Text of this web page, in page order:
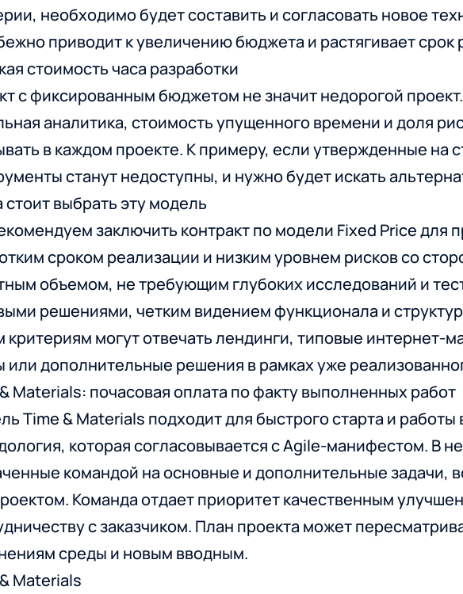
необходимо будет составить и согласовать новое
приводит к увеличению бюджета и растягивает срок
стоимость часа разработки
с фиксированным бюджетом не значит недорогой
аналитика, стоимость упущенного времени и доля
в каждом проекте. К примеру, если утвержденные на
станут недоступны, и нужно будет искать
стоит выбрать эту модель
заключить контракт по модели Fixed Price для
сроком реализации и низким уровнем рисков со
объемом, не требующим глубоких исследований и
решениями, четким видением функционала и
критериям могут отвечать лендинги, типовые интернет-
или дополнительные решения в рамках уже
Materials: почасовая оплата по факту выполненных работ
Time & Materials подходит для быстрого старта и работы
которая согласовывается с Agile-манифестом. В
командой на основные и дополнительные задачи,
Команда отдает приоритет качественным
с заказчиком. План проекта может
среды и новым вводным.
Materials